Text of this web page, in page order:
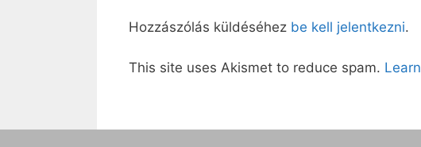
Hozzászólás küldéséhez be kell jelentkezni.
This site uses Akismet to reduce spam.